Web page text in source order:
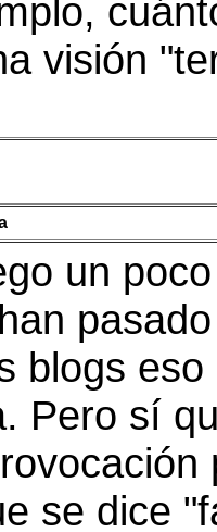
visión
un
blogs eso
Pero sí
se dice